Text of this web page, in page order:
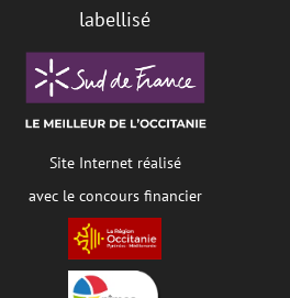
labellisé
Site Internet réalisé
avec le concours financier